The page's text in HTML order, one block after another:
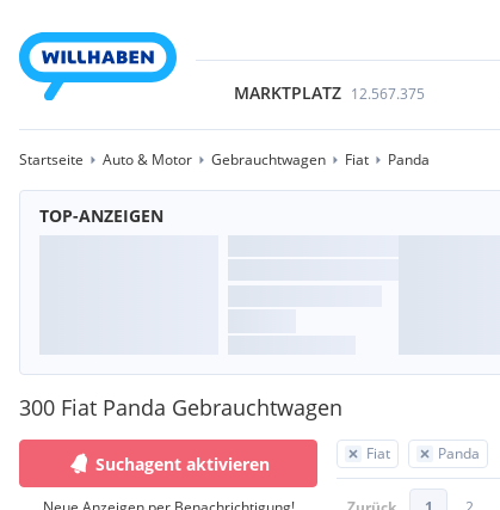
MARKTPLATZ 12.567.375
Startseite Auto & Motor Gebrauchtwagen Fiat Panda
TOP-ANZEIGEN
300 Fiat Panda Gebrauchtwagen
Fiat Panda
Suchagent aktivieren